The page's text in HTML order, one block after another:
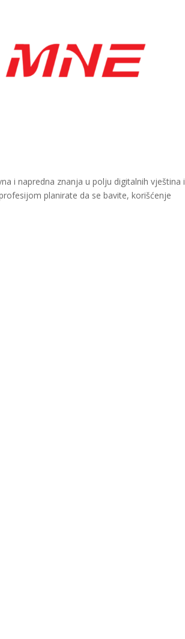
i napredna znanja u polju digitalnih vještina i
planirate da se bavite, korišćenje